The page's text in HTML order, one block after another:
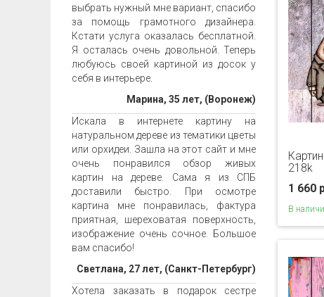
218k
1 660
В
выбрать нужный мне вариант, спасибо
за помощь грамотного дизайнера.
Кстати услуга оказалась бесплатной.
Я осталась очень довольной. Теперь
любуюсь своей картиной из досок у
себя в интерьере.
Марина, 35 лет, (Воронеж)
Искала в интернете картину на
натуральном дереве из тематики цветы
или орхидеи. Зашла на этот сайт и мне
очень понравился обзор живых
картин на дереве. Сама я из СПБ
доставили быстро. При осмотре
картина мне понравилась, фактура
приятная, шереховатая поверхность,
изображение очень сочное. Большое
вам спасибо!
Светлана, 27 лет, (Санкт-Петербург)
Хотела заказать в подарок сестре